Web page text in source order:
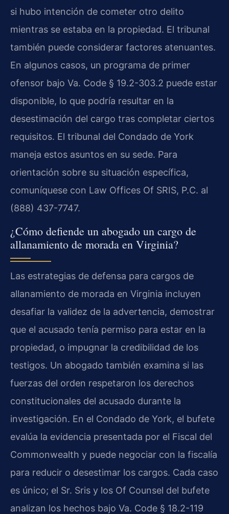
si hubo intención de cometer otro delito
mientras se estaba en la propiedad. El tribunal
también puede considerar factores atenuantes.
En algunos casos, un programa de primer
ofensor bajo Va. Code § 19.2-303.2 puede estar
disponible, lo que podría resultar en la
desestimación del cargo tras completar ciertos
requisitos. El tribunal del Condado de York
maneja estos asuntos en su sede. Para
orientación sobre su situación específica,
comuníquese con Law Offices Of SRIS, P.C. al
(888) 437-7747.
¿Cómo defiende un abogado un cargo de
allanamiento de morada en Virginia?
Las estrategias de defensa para cargos de
allanamiento de morada en Virginia incluyen
desafiar la validez de la advertencia, demostrar
que el acusado tenía permiso para estar en la
propiedad, o impugnar la credibilidad de los
testigos. Un abogado también examina si las
fuerzas del orden respetaron los derechos
constitucionales del acusado durante la
investigación. En el Condado de York, el bufete
evalúa la evidencia presentada por el Fiscal del
Commonwealth y puede negociar con la fiscalía
para reducir o desestimar los cargos. Cada caso
es único; el Sr. Sris y los Of Counsel del bufete
analizan los hechos bajo Va. Code § 18.2-119